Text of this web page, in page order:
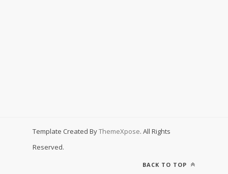
Template Created ByThemeXpose. All Rights
Reserved.
BACK TO TOP